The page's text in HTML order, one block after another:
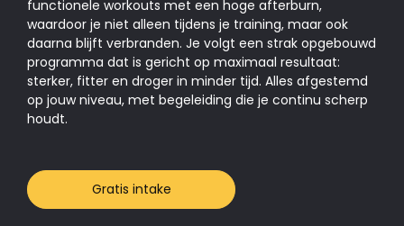
functionele workouts met een hoge afterburn,
waardoor je niet alleen tijdens je training, maar ook
daarna blijft verbranden. Je volgt een strak opgebouwd
programma dat is gericht op maximaal resultaat:
sterker, fitter en droger in minder tijd. Alles afgestemd
op jouw niveau, met begeleiding die je continu scherp
houdt.
Gratis intake